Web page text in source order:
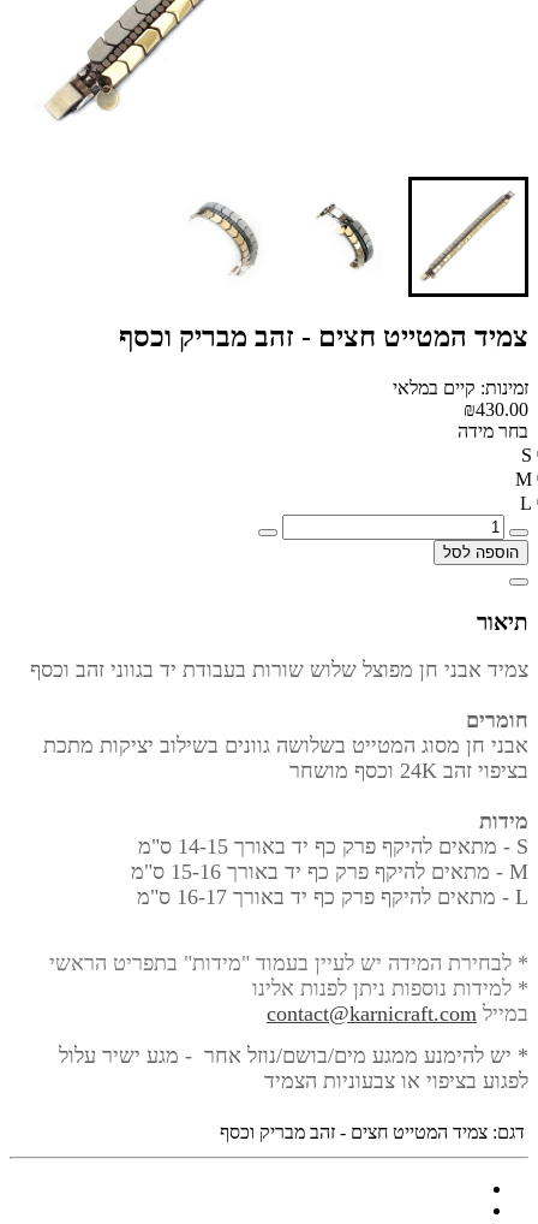
צמיד המטייט חצים - זהב מבריק וכסף
זמינות: קיים במלאי
₪430.00
בחר מידה
S
M
L
הוספה לסל
תיאור
צמיד אבני חן מפוצל שלוש שורות בעבודת יד בגווני זהב וכסף
חומרים
אבני חן מסוג המטייט בשלושה גוונים בשילוב יציקות מתכת
בציפוי זהב 24K וכסף מושחר
מידות
S - מתאים להיקף פרק כף יד באורך
14-15 ס"מ
M - מתאים להיקף פרק כף יד באורך
15-16 ס"מ
L - מתאים להיקף פרק כף יד באורך
16-17 ס"מ
* לבחירת המידה יש לעיין בעמוד "מידות" בתפריט הראשי
* למידות נוספות ניתן לפנות אלינו
במייל contact@karnicraft.com
* יש להימנע ממגע מים/בושם/נוזל אחר - מגע ישיר עלול
לפגוע בציפוי או צבעוניות הצמיד
דגם: צמיד המטייט חצים - זהב מבריק וכסף